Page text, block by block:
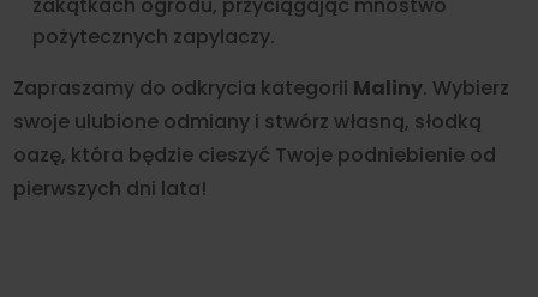
pożytecznych zapylaczy.
Zapraszamy do odkrycia kategorii Maliny. Wybierz
swoje ulubione odmiany i stwórz własną, słodką
oazę, która będzie cieszyć Twoje podniebienie od
pierwszych dni lata!